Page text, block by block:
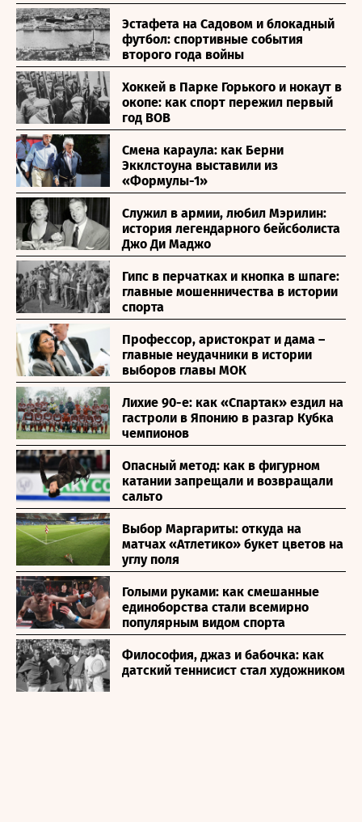
Эстафета на Садовом и блокадный
футбол: спортивные события
второго года войны
Хоккей в Парке Горького и нокаут в
окопе: как спорт пережил первый
год ВОВ
Смена караула: как Берни
Экклстоуна выставили из
«Формулы-1»
Служил в армии, любил Мэрилин:
история легендарного бейсболиста
Джо Ди Маджо
Гипс в перчатках и кнопка в шпаге:
главные мошенничества в истории
спорта
Профессор, аристократ и дама –
главные неудачники в истории
выборов главы МОК
Лихие 90-е: как «Спартак» ездил на
гастроли в Японию в разгар Кубка
чемпионов
Опасный метод: как в фигурном
катании запрещали и возвращали
сальто
Выбор Маргариты: откуда на
матчах «Атлетико» букет цветов на
углу поля
Голыми руками: как смешанные
единоборства стали всемирно
популярным видом спорта
Философия, джаз и бабочка: как
датский теннисист стал художником